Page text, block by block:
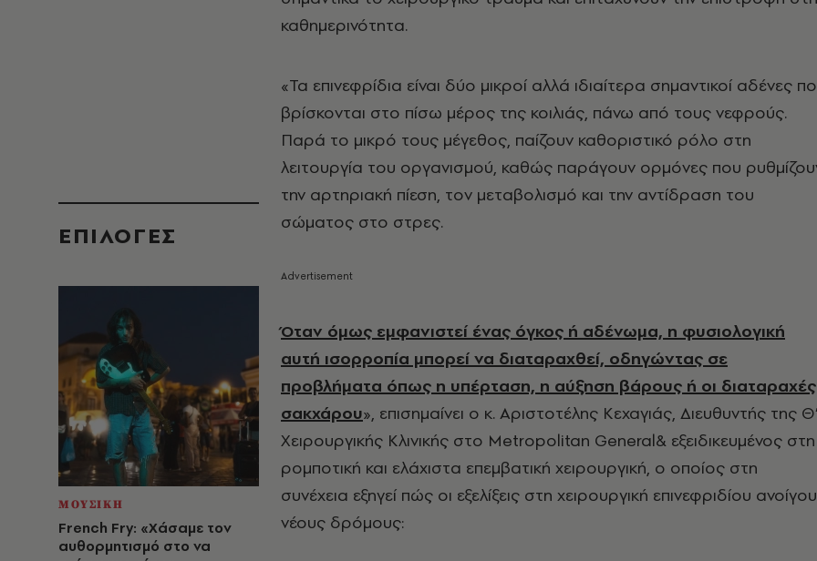
EΠΙΛΟΓΈΣ
ΜΟΥΣΙΚΗ
French Fry: «Χάσαμε τον
αυθορμητισμό στο να
καθημερινότητα.
«Τα επινεφρίδια είναι δύο μικροί αλλά ιδιαίτερα σημαντικοί αδένες
βρίσκονται στο πίσω μέρος της κοιλιάς, πάνω από τους νεφρούς.
Παρά το μικρό τους μέγεθος, παίζουν καθοριστικό ρόλο στη
λειτουργία του οργανισμού, καθώς παράγουν ορμόνες που
την αρτηριακή πίεση, τον μεταβολισμό και την αντίδραση του
σώματος στο στρες.
Όταν όμως εμφανιστεί ένας όγκος ή αδένωμα, η φυσιολογική
αυτή ισορροπία μπορεί να διαταραχθεί, οδηγώντας σε
προβλήματα όπως η υπέρταση, η αύξηση βάρους ή οι διαταραχές
σακχάρου», επισημαίνει ο κ. Αριστοτέλης Κεχαγιάς, Διευθυντής της
Χειρουργικής Κλινικής στο Metropolitan General& εξειδικευμένος στη
ρομποτική και ελάχιστα επεμβατική χειρουργική, ο οποίος στη
συνέχεια εξηγεί πώς οι εξελίξεις στη χειρουργική επινεφριδίου
νέους δρόμους: